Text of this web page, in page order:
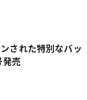
された特別なバッ
売